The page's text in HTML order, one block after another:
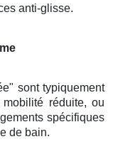
anti-glisse.
sont typiquement
réduite, ou
spécifiques
de bain.